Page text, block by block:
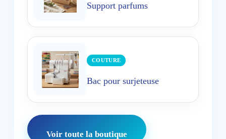
Support parfums
COUTURE
Bac pour surjeteuse
Voir toute la boutique